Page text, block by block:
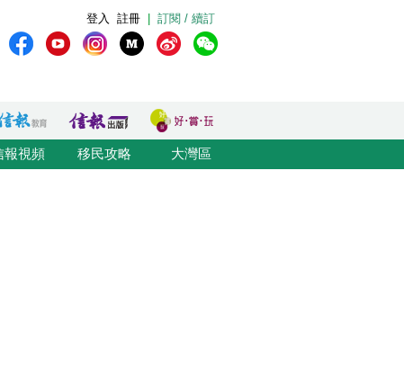
訂閱 / 續訂
註冊
登入
報視頻 移民攻略 大灣區